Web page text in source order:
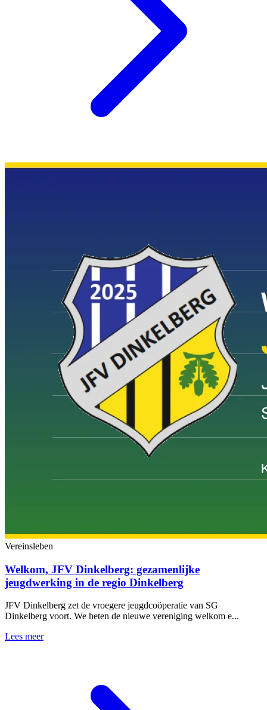
Vereinsleben
Welkom, JFV Dinkelberg: gezamenlijke
jeugdwerking in de regio Dinkelberg
JFV Dinkelberg zet de vroegere jeugdcoöperatie van SG
Dinkelberg voort. We heten de nieuwe vereniging welkom e...
Lees meer